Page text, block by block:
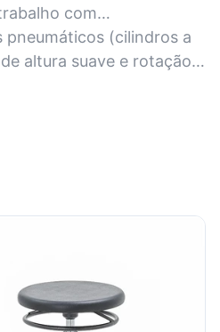
com
variadas.
pneumáticos (cilindros a
altura suave e rotação